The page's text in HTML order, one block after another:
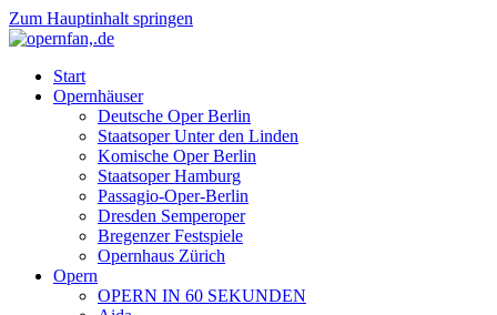
Zum Hauptinhalt springen
Start
Opernhäuser
Deutsche Oper Berlin
Staatsoper Unter den Linden
Komische Oper Berlin
Staatsoper Hamburg
Passagio-Oper-Berlin
Dresden Semperoper
Bregenzer Festspiele
Opernhaus Zürich
Opern
OPERN IN 60 SEKUNDEN